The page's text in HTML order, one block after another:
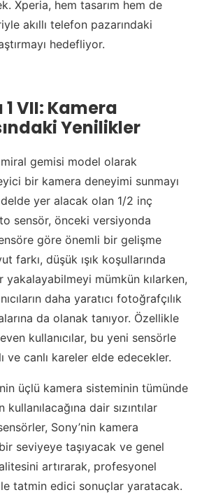
Xperia, hem tasarım hem de
akıllı telefon pazarındaki
hedefliyor.
VII: Kamera
Yenilikler
gemisi model olarak
bir kamera deneyimi sunmayı
yer alacak olan 1/2 inç
sensör, önceki versiyonda
göre önemli bir gelişme
farkı, düşük ışık koşullarında
mümkün kılarken,
daha yaratıcı fotoğrafçılık
da olanak tanıyor. Özellikle
kullanıcılar, bu yeni sensörle
ve canlı kareler elde edecekler.
üçlü kamera sisteminin tümünde
dair sızıntılar
Sony’nin kamera
seviyeye taşıyacak ve genel
artırarak, profesyonel
tatmin edici sonuçlar yaratacak.